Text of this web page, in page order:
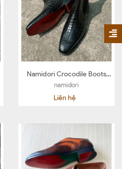
Namidori Crocodile Boots
Bespoke
namidori
Liên hệ